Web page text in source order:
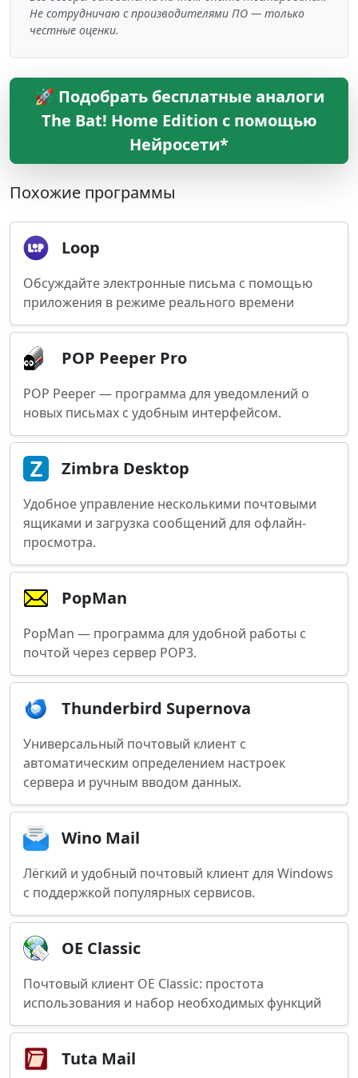
Не сотрудничаю с производителями ПО — только
честные оценки.
🚀 Подобрать бесплатные аналоги
The Bat! Home Edition с помощью
Нейросети*
Похожие программы
Loop
Обсуждайте электронные письма с помощью
приложения в режиме реального времени
POP Peeper Pro
POP Peeper — программа для уведомлений о
новых письмах с удобным интерфейсом.
Zimbra Desktop
Удобное управление несколькими почтовыми
ящиками и загрузка сообщений для офлайн-
просмотра.
PopMan
PopMan — программа для удобной работы с
почтой через сервер POP3.
Thunderbird Supernova
Универсальный почтовый клиент с
автоматическим определением настроек
сервера и ручным вводом данных.
Wino Mail
Лёгкий и удобный почтовый клиент для Windows
с поддержкой популярных сервисов.
OE Classic
Почтовый клиент OE Classic: простота
использования и набор необходимых функций
Tuta Mail